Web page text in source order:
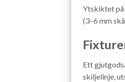
Ytskiktet på
(3–6 mm
Ett
skiljelinje,